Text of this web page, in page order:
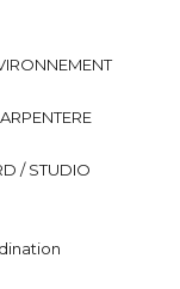
/ STUDIO